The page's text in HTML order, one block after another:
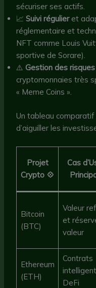
sécuriser ses actifs.
📈Suivi régulieret
réglementaire et
NFT comme Louis
sportive de Sorare).
⚠️ Gestion des risques
cryptomonnaies très
« Meme Coins ».
Un tableau
d’aiguiller les
Projet
Crypto 💠
Cas
Bitcoin
(BTC)
Valeur
et
valeur
Ethereum
(ETH)
Contrats
DeFi